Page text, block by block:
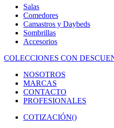
Salas
Comedores
Camastros y Daybeds
Sombrillas
Accesorios
COLECCIONES CON
NOSOTROS
MARCAS
CONTACTO
PROFESIONALES
COTIZACIÓN()